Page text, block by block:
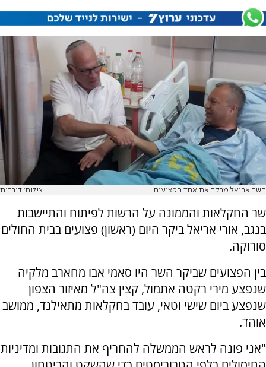
השר אריאל מבקר את אחד הפצועים צילום: דוברות
שר החקלאות והממונה על הרשות לפיתוח והתיישבות
בנגב, אורי אריאל ביקר היום (ראשון) פצועים בבית החולים
סורוקה.
בין הפצועים שביקר השר היו סאמי אבו מחארב מלקיה
שנפצע מירי רקטה אתמול, קצין צה"ל מאיזור הצפון
שנפצע ביום שישי וטאי, עובד בחקלאות מתאילנד, ממושב
אוהד.
"אני פונה לראש הממשלה להחריף את התגובות ומדיניות